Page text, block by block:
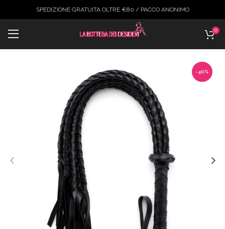
SPEDIZIONE GRATUITA OLTRE €80 / PACCO ANONIMO
0
-40%